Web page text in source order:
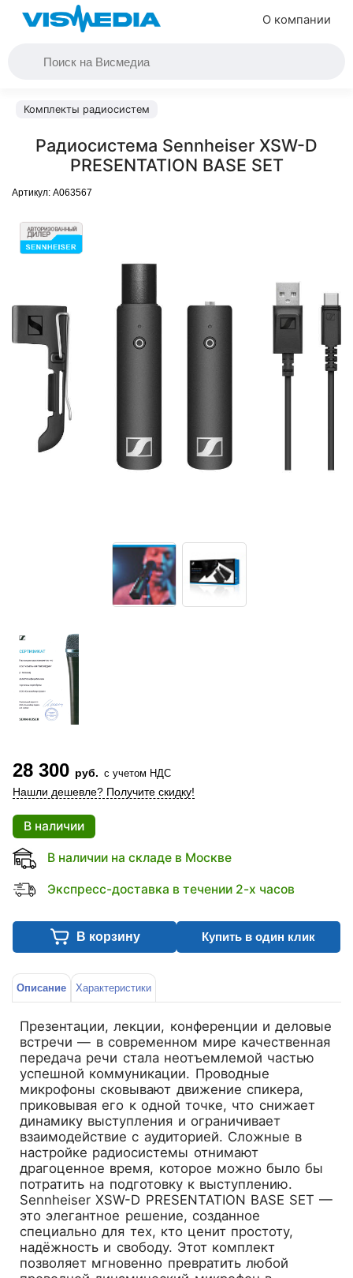
О компании
Комплекты радиосистем
Радиосистема Sennheiser XSW-D
PRESENTATION BASE SET
Артикул: A063567
28 300 руб. с учетом НДС
Нашли дешевле? Получите скидку!
В наличии
В наличии на складе в Москве
Экспресс-доставка в течении 2-х часов
В корзину Купить в один клик
Описание Характеристики
Презентации, лекции, конференции и деловые
встречи — в современном мире качественная
передача речи стала неотъемлемой частью
успешной коммуникации. Проводные
микрофоны сковывают движение спикера,
приковывая его к одной точке, что снижает
динамику выступления и ограничивает
взаимодействие с аудиторией. Сложные в
настройке радиосистемы отнимают
драгоценное время, которое можно было бы
потратить на подготовку к выступлению.
Sennheiser XSW-D PRESENTATION BASE SET —
это элегантное решение, созданное
специально для тех, кто ценит простоту,
надёжность и свободу. Этот комплект
позволяет мгновенно превратить любой